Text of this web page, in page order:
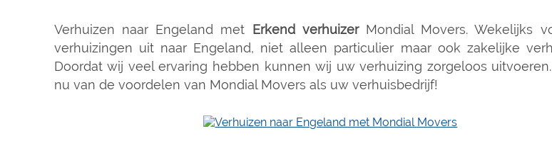
Verhuizen naar Engeland met Erkend verhuizerMondial Movers. Wekelijks
verhuizingen uit naar Engeland, niet alleen particulier maar ook zakelijke
Doordat wij veel ervaring hebben kunnen wij uw verhuizing zorgeloos
nu van de voordelen van Mondial Movers als uw verhuisbedrijf!